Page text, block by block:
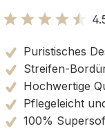
Puristisches
Streifen-
Hochwertige
Pflegeleicht
100%